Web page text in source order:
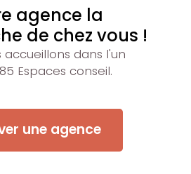
agence la
de chez vous !
accueillons dans l'un
Espaces conseil.
une agence